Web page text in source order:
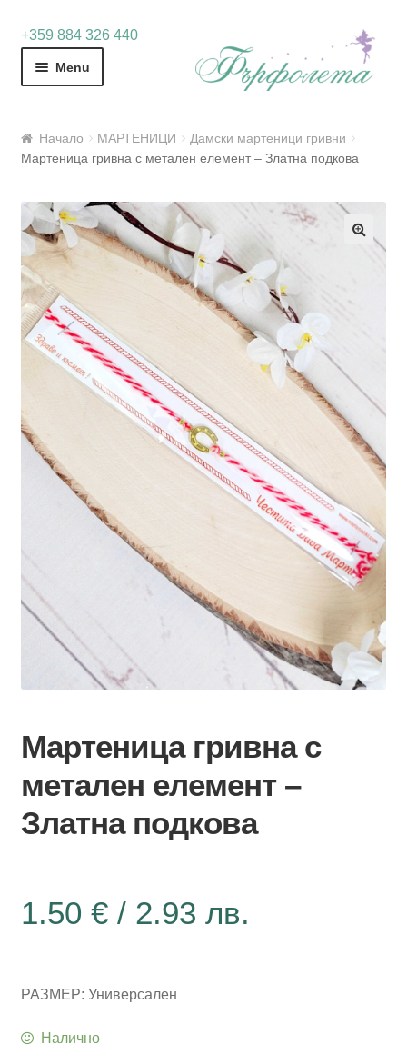
+359 884 326 440
Skip
Skip
Menu
Начало МАРТЕНИЦИ
Дамски мартеници гривни
Мартеница гривна с метален елемент – Златна подкова
Мартеница гривна с
метален елемент –
Златна подкова
1.50 €/ 2.93 лв.
РАЗМЕР: Универсален
Налично